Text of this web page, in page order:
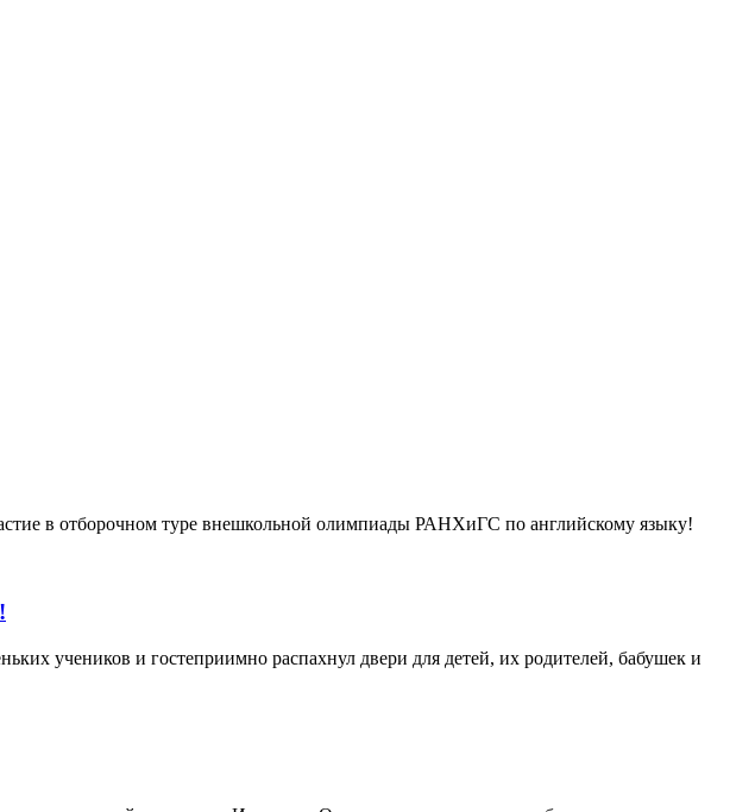
в отборочном туре внешкольной олимпиады РАНХиГС по английскому языку!
учеников и гостеприимно распахнул двери для детей, их родителей, бабушек и